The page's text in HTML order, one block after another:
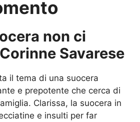
non ci
Savarese
il tema di una suocera
e prepotente che cerca di
Clarissa, la suocera in
e insulti per far